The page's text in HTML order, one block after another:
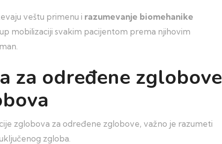
veštu primenu i razumevanje biomehanike
mobilizaciji svakim pacijentom prema njihovim
za određene zglobove
zglobova za određene zglobove, važno je razumeti
zgloba.